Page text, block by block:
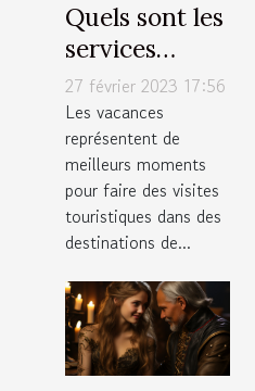
Quels sont les
services
proposés par
une agence
de tourisme ?
27 février 2023 17:56
Les vacances
représentent de
meilleurs moments
pour faire des visites
touristiques dans des
destinations de...